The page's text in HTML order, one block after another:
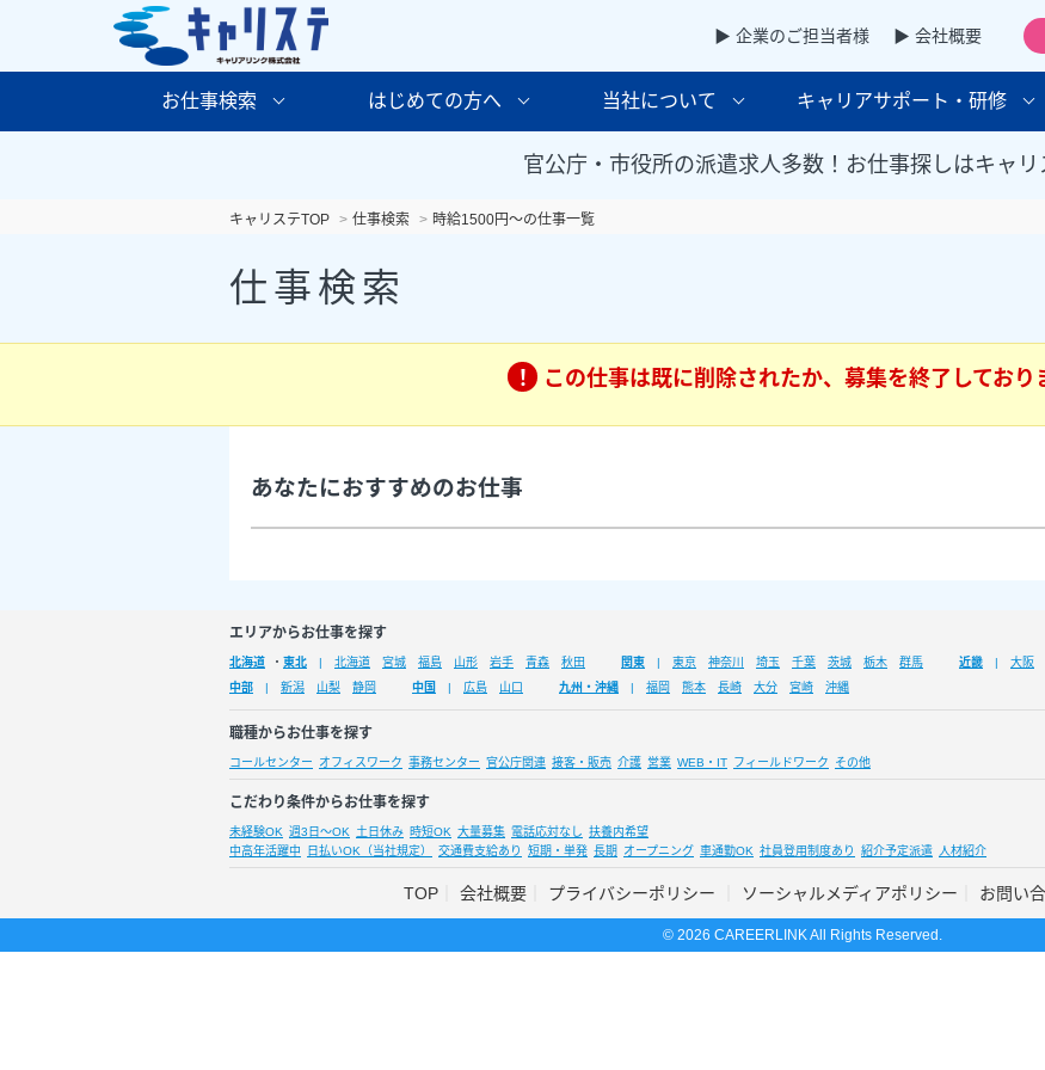
▶ 企業のご担当者様 ▶ 会社概要
お仕事検索 はじめての方へ 当社について キャリアサポート・研修
官公庁・市役所の派遣求人多数！お仕事探しはキャリ
キャリステTOP 仕事検索 時給1500円～の仕事一覧
仕事検索
この仕事は既に削除されたか、募集を終了しており
あなたにおすすめのお仕事
エリアからお仕事を探す
北海道 ・ 東北 北海道 宮城 福島 山形 岩手 青森 秋田 関東 東京 神奈川 埼玉 千葉 茨城 栃木 群馬 近畿 大阪
中部
新潟 山梨 静岡 中国 広島 山口 九州・沖縄 福岡 熊本 長崎 大分 宮崎 沖縄
職種からお仕事を探す
コールセンター オフィスワーク 事務センター 官公庁関連 接客・販売 介護 営業 WEB・IT フィールドワーク その他
こだわり条件からお仕事を探す
未経験OK 週3日～OK 土日休み 時短OK 大量募集 電話応対なし 扶養内希望
中高年活躍中
日払いOK（当社規定） 交通費支給あり 短期・単発 長期 オープニング 車通勤OK 社員登用制度あり 紹介予定派遣 人材紹介
TOP 会社概要 プライバシーポリシー ソーシャルメディアポリシー お問い
© 2026 CAREERLINK All Rights Reserved.